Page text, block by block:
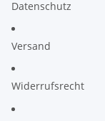
Datenschutz
Versand
Widerrufsrecht